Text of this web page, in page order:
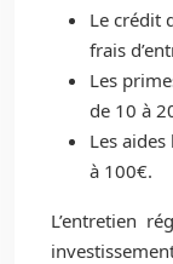
Le crédit
frais
Les
de 10 à
Les
à 100€.
L’entretien